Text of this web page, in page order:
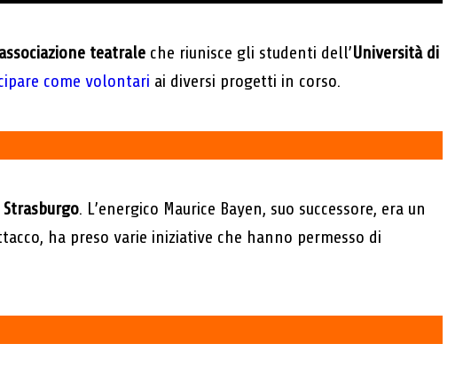
associazione teatrale che riunisce gli studenti dell’Università di
come volontari ai diversi progetti in corso.
. L’energico Maurice Bayen, suo successore, era un
ha preso varie iniziative che hanno permesso di